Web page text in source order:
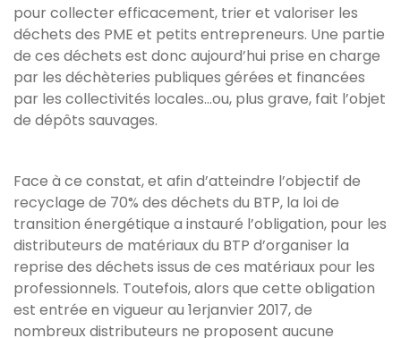
pour collecter efficacement, trier et valoriser les
déchets des PME et petits entrepreneurs. Une partie
de ces déchets est donc aujourd’hui prise en charge
par les déchèteries publiques gérées et financées
par les collectivités locales...ou, plus grave, fait l’objet
de dépôts sauvages.
Face à ce constat, et afin d’atteindre l’objectif de
recyclage de 70% des déchets du BTP, la loi de
transition énergétique a instauré l’obligation, pour les
distributeurs de matériaux du BTP d’organiser la
reprise des déchets issus de ces matériaux pour les
professionnels. Toutefois, alors que cette obligation
est entrée en vigueur au 1erjanvier 2017, de
nombreux distributeurs ne proposent aucune